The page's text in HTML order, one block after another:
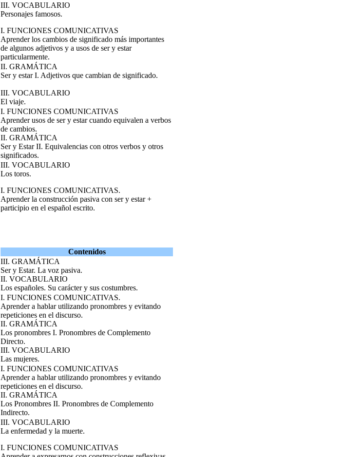
III. VOCABULARIO
Personajes famosos.
I. FUNCIONES COMUNICATIVAS
Aprender los cambios de significado más importantes
de algunos adjetivos y a usos de ser y estar
particularmente.
II. GRAMÁTICA
Ser y estar I. Adjetivos que cambian de significado.
III. VOCABULARIO
El viaje.
I. FUNCIONES COMUNICATIVAS
Aprender usos de ser y estar cuando equivalen a verbos
de cambios.
II. GRAMÁTICA
Ser y Estar II. Equivalencias con otros verbos y otros
significados.
III. VOCABULARIO
Los toros.
I. FUNCIONES COMUNICATIVAS.
Aprender la construcción pasiva con ser y estar +
participio en el español escrito.
Contenidos
III. GRAMÁTICA
Ser y Estar. La voz pasiva.
II. VOCABULARIO
Los españoles. Su carácter y sus costumbres.
I. FUNCIONES COMUNICATIVAS.
Aprender a hablar utilizando pronombres y evitando
repeticiones en el discurso.
II. GRAMÁTICA
Los pronombres I. Pronombres de Complemento
Directo.
III. VOCABULARIO
Las mujeres.
I. FUNCIONES COMUNICATIVAS
Aprender a hablar utilizando pronombres y evitando
repeticiones en el discurso.
II. GRAMÁTICA
Los Pronombres II. Pronombres de Complemento
Indirecto.
III. VOCABULARIO
La enfermedad y la muerte.
I. FUNCIONES COMUNICATIVAS